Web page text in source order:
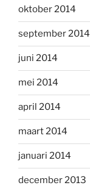
oktober 2014
september 2014
juni 2014
mei 2014
april 2014
maart 2014
januari 2014
december 2013